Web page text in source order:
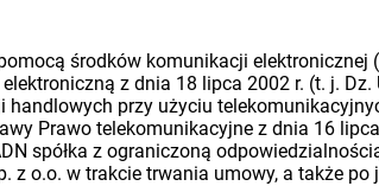
środków komunikacji elektronicznej
z dnia 18 lipca 2002 r. (t. j. Dz.
handlowych przy użyciu
Prawo telekomunikacyjne z dnia 16 lipca
spółka z ograniczoną
z o.o. w trakcie trwania umowy, a także po